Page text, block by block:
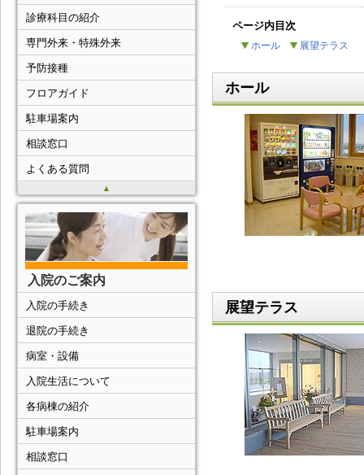
ページ内目次
ホール 展望テラス
ホール
展望テラス
▲
診療科目の紹介
専門外来・特殊外来
予防接種
フロアガイド
駐車場案内
相談窓口
よくある質問
入院のご案内
入院の手続き
退院の手続き
病室・設備
入院生活について
各病棟の紹介
駐車場案内
相談窓口